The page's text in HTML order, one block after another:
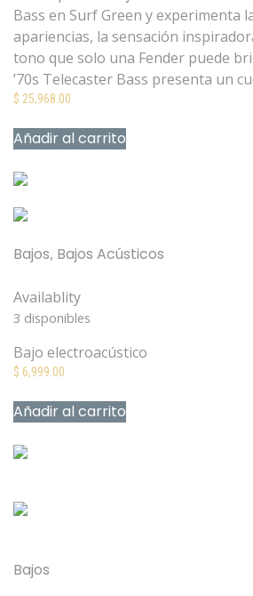
Bass en Surf Green y experimenta
apariencias, la sensación
tono que solo una Fender puede
’70s Telecaster Bass presenta un
$ 25,968.00
Añadir al carrito
Bajos, Bajos Acústicos
Availablity
3 disponibles
Bajo electroacústico
$ 6,999.00
Añadir al carrito
Bajos